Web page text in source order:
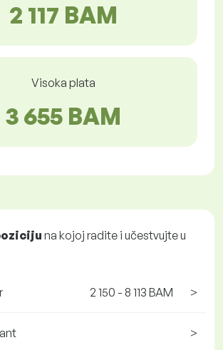
2 117 BAM
Visoka plata
3 655 BAM
na kojoj radite i učestvujte u
2 150 - 8 113 BAM >
>